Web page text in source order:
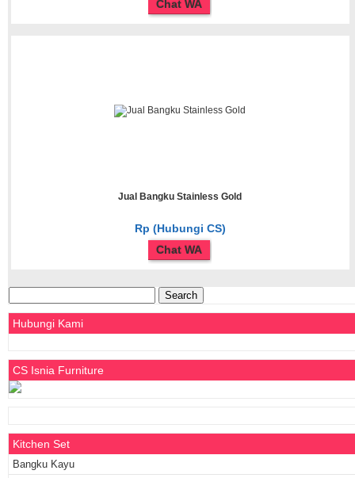
Chat WA
Jual Bangku Stainless Gold
Rp (Hubungi CS)
Chat WA
for:
Hubungi Kami
CS Isnia Furniture
Kitchen Set
Bangku Kayu